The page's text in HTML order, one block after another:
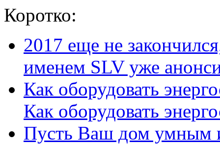
Коротко:
2017 еще не
именем SLV уже
Как оборудовать
Как оборудовать
Пусть Ваш дом умным